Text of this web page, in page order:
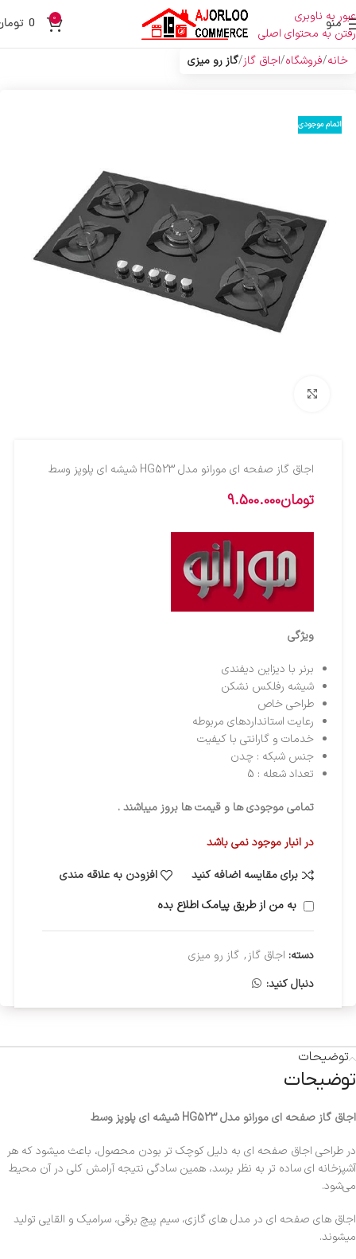
عبور به ناوبری
رفتن به محتوای اصلی
منو 0
0
خانه فروشگاه اجاق گاز گاز رو میزی
اتمام موجودی
اجاق گاز صفحه ای مورانو مدل HG523 شیشه ای پلوپز وسط
تومان9.500.000
ویژگی
برنر با دیزاین دیفندی
شیشه رفلکس نشکن
طراحی خاص
رعایت استانداردهای مربوطه
خدمات و گارانتی با کیفیت
جنس شبکه : چدن
تعداد شعله : 5
تمامی موجودی ها و قیمت ها بروز میباشند .
در انبار موجود نمی باشد
برای مقایسه اضافه کنید
افزودن به علاقه مندی
به من از طریق پیامک اطلاع بده
دسته: اجاق گاز , گاز رو میزی
دنبال کنید:
توضیحات
توضیحات
اجاق گاز صفحه ای مورانو مدل HG523 شیشه ای پلوپز وسط
در طراحی اجاق صفحه ای به دلیل کوچک تر بودن محصول، باعث میشود که هر
آشپزخانه ای ساده تر به نظر برسد، همین سادگی نتیجه آرامش کلی در آن محیط
می‌شود.
اجاق های صفحه ای در مدل های گازی، سیم پیچ برقی، سرامیک و القایی تولید
میشوند.